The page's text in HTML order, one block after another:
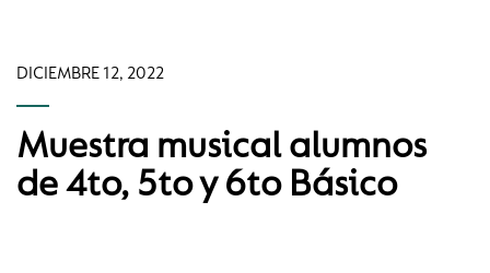
DICIEMBRE 12, 2022
Muestra musical alumnos
de 4to, 5to y 6to Básico